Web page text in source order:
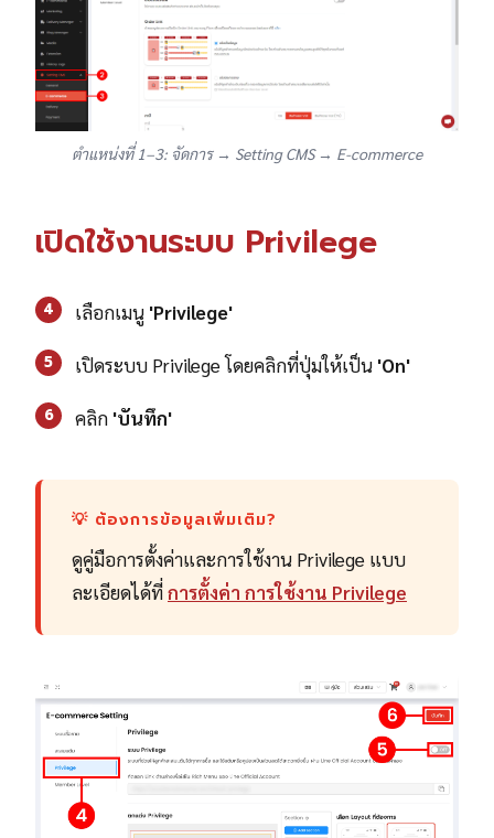
ตำแหน่งที่ 1–3: จัดการ → Setting CMS → E-commerce
เปิดใช้งานระบบ Privilege
4 เลือกเมนู 'Privilege'
5 เปิดระบบ Privilege โดยคลิกที่ปุ่มให้เป็น 'On'
6 คลิก 'บันทึก'
💡 ต้องการข้อมูลเพิ่มเติม?
ดูคู่มือการตั้งค่าและการใช้งาน Privilege แบบ
ละเอียดได้ที่การตั้งค่า การใช้งาน Privilege